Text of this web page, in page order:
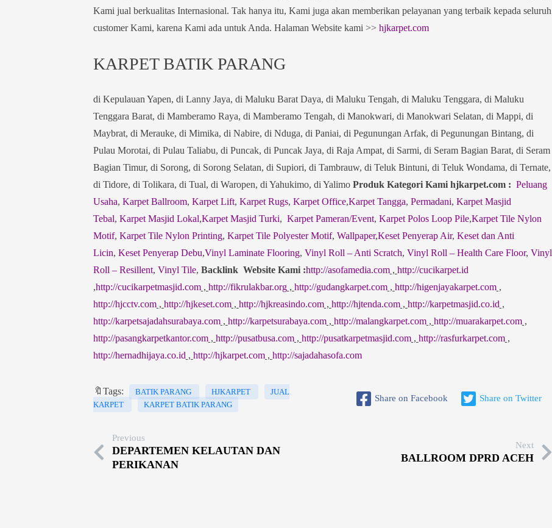
Kami jual berkualitas Internasional. Tak hanya itu, Kami juga akan memberikan pelayanan yang terbaik kepada seluruh
customer Kami, karena Kami ada untuk Anda. Halaman Website kami >> hjkarpet.com
KARPET BATIK PARANG
di Kepulauan Yapen, di Lanny Jaya, di Maluku Barat Daya, di Maluku Tengah, di Maluku Tenggara, di Maluku
Tenggara Barat, di Mamberamo Raya, di Mamberamo Tengah, di Manokwari, di Manokwari Selatan, di Mappi, di
Maybrat, di Merauke, di Mimika, di Nabire, di Nduga, di Paniai, di Pegunungan Arfak, di Pegunungan Bintang, di
Pulau Morotai, di Pulau Taliabu, di Puncak, di Puncak Jaya, di Raja Ampat, di Sarmi, di Seram Bagian Barat, di Seram
Bagian Timur, di Sorong, di Sorong Selatan, di Supiori, di Tambrauw, di Teluk Bintuni, di Teluk Wondama, di Ternate,
di Tidore, di Tolikara, di Tual, di Waropen, di Yahukimo, di Yalimo Produk Kategori Kami hjkarpet.com : Peluang
Usaha, Karpet Ballroom, Karpet Lift, Karpet Rugs, Karpet Office,Karpet Tangga, Permadani, Karpet Masjid
Tebal, Karpet Masjid Lokal,Karpet Masjid Turki, Karpet Pameran/Event, Karpet Polos Loop Pile,Karpet Tile Nylon
Motif, Karpet Tile Nylon Printing, Karpet Tile Polyester Motif, Wallpaper,Keset Penyerap Air, Keset dan Anti
Licin, Keset Penyerap Debu,Vinyl Laminate Flooring, Vinyl Roll – Anti Scratch, Vinyl Roll – Health Care Floor, Vinyl
Roll – Resillent, Vinyl Tile, Backlink Website Kami :http://asofamedia.com, http://cucikarpet.id
,http://cucikarpetmasjid.com, http://fikrulakbar.org, http://gudangkarpet.com, http://higenjayakarpet.com,
http://hjcctv.com, http://hjkeset.com, http://hjkreasindo.com, http://hjtenda.com, http://karpetmasjid.co.id ,
http://karpetsajadahsurabaya.com, http://karpetsurabaya.com, http://malangkarpet.com, http://muarakarpet.com,
http://pasangkarpetkantor.com, http://pusatbusa.com, http://pusatkarpetmasjid.com, http://rasfurkarpet.com,
http://hernadhijaya.co.id , http://hjkarpet.com, http://sajadahasofa.com
🔖Tags: BATIK PARANG HJKARPET
JUAL
KARPET
KARPET BATIK PARANG
Share on Facebook Share on Twitter
Previous
DEPARTEMEN KELAUTAN DAN
PERIKANAN
Next
BALLROOM DPRD ACEH